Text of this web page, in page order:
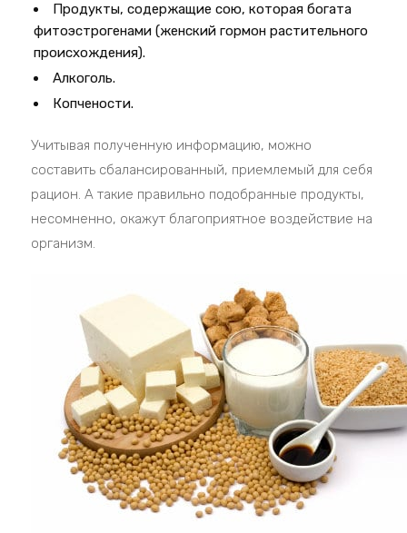
Продукты, содержащие сою, которая богата
фитоэстрогенами (женский гормон растительного
происхождения).
Алкоголь.
Копчености.
Учитывая полученную информацию, можно
составить сбалансированный, приемлемый для себя
рацион. А такие правильно подобранные продукты,
несомненно, окажут благоприятное воздействие на
организм.